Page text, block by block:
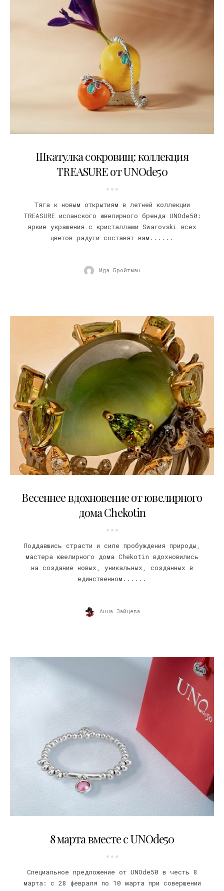
Шкатулка сокровищ: коллекция
TREASURE от UNOde50
Тяга к новым открытиям в летней коллекции
TREASURE испанского ювелирного бренда UNOde50:
яркие украшения с кристаллами Swarovski всех
цветов радуги составят вам......
Ида Бройтман
Весеннее вдохновение от ювелирного
дома Chekotin
Поддавшись страсти и силе пробуждения природы,
мастера ювелирного дома Chekotin вдохновились
на создание новых, уникальных, созданных в
единственном......
Анна Зайцева
8 марта вместе с UNOde50
Специальное предложение от UNOde50 в честь 8
марта: с 28 февраля по 10 марта при совершении